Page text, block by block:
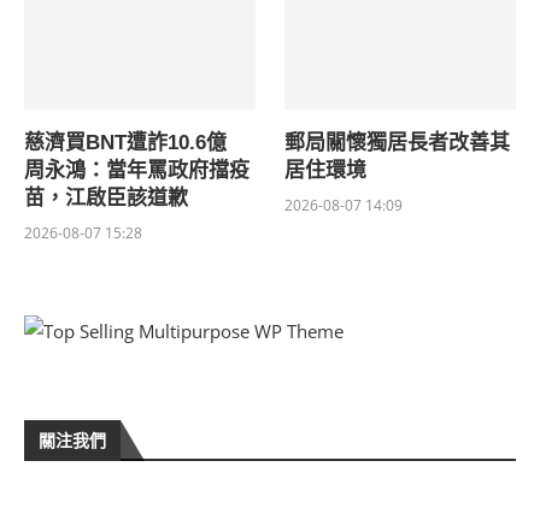
慈濟買BNT遭詐10.6億
周永鴻：當年罵政府擋疫
苗，江啟臣該道歉
2026-08-07 15:28
郵局關懷獨居長者改善其
居住環境
2026-08-07 14:09
關注我們